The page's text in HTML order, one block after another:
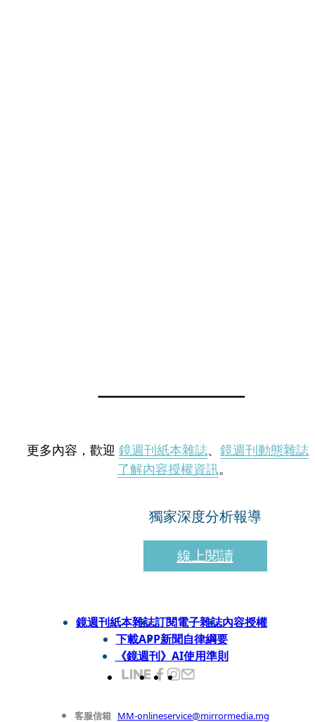
更多內容，歡迎 鏡週刊紙本雜誌、 鏡週刊動態雜誌
了解內容授權資訊。
獨家深度分析報導
線上閱讀
鏡週刊紙本雜誌訂閱電子雜誌內容授權
下載APP新聞自律綱要
《鏡週刊》AI使用準則
客服信箱 MM-onlineservice@mirrormedia.mg